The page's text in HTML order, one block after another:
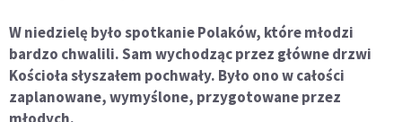
W niedzielę było spotkanie Polaków, które młodzi
bardzo chwalili. Sam wychodząc przez główne drzwi
Kościoła słyszałem pochwały. Było ono w całości
zaplanowane, wymyślone, przygotowane przez